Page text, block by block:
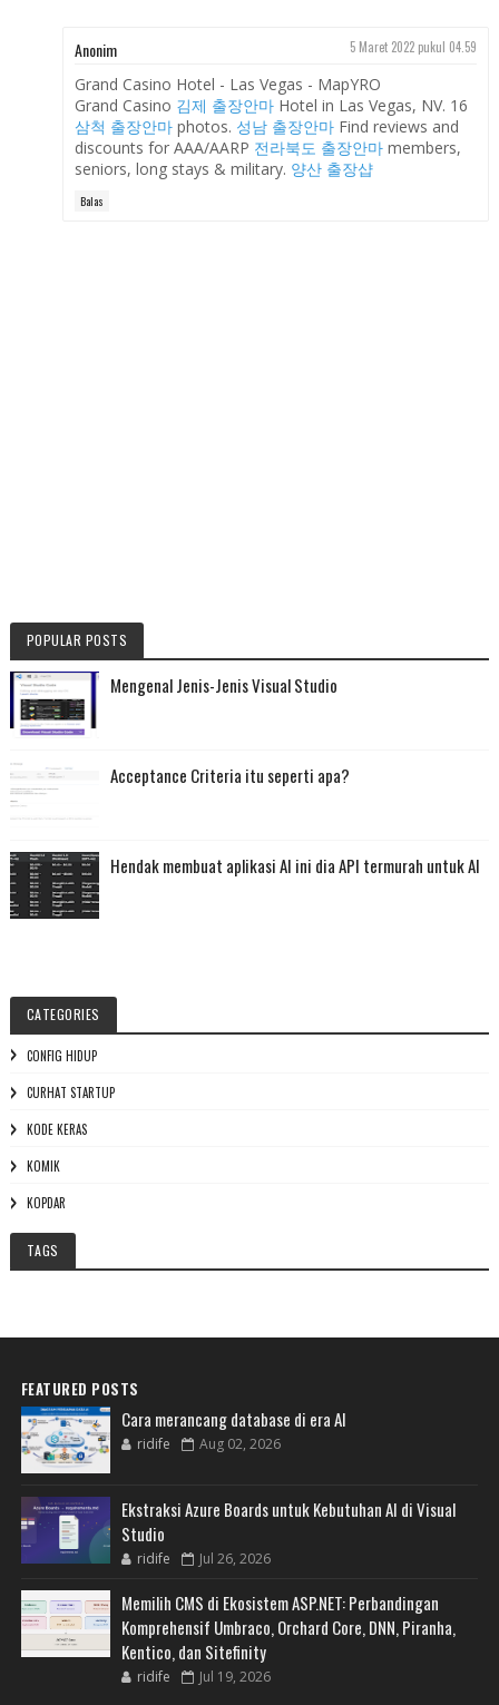
Anonim 5 Maret 2022 pukul 04.59
Grand Casino Hotel - Las Vegas - MapYRO
Grand Casino 김제 출장안마Hotel in Las Vegas, NV. 16
삼척 출장안마photos. 성남 출장안마Find reviews and
discounts for AAA/AARP 전라북도 출장안마members,
seniors, long stays & military. 양산 출장샵
Balas
POPULAR POSTS
Mengenal Jenis-Jenis Visual Studio
Acceptance Criteria itu seperti apa?
Hendak membuat aplikasi AI ini dia API termurah untuk AI
CATEGORIES
CONFIG HIDUP
CURHAT STARTUP
KODE KERAS
KOMIK
KOPDAR
TAGS
FEATURED POSTS
Cara merancang database di era AI
ridife Aug 02, 2026
Ekstraksi Azure Boards untuk Kebutuhan AI di Visual
Studio
ridife Jul 26, 2026
Memilih CMS di Ekosistem ASP.NET: Perbandingan
Komprehensif Umbraco, Orchard Core, DNN, Piranha,
Kentico, dan Sitefinity
ridife Jul 19, 2026